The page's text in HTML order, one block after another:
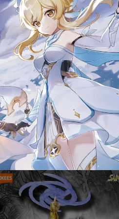
前，請勿拆封